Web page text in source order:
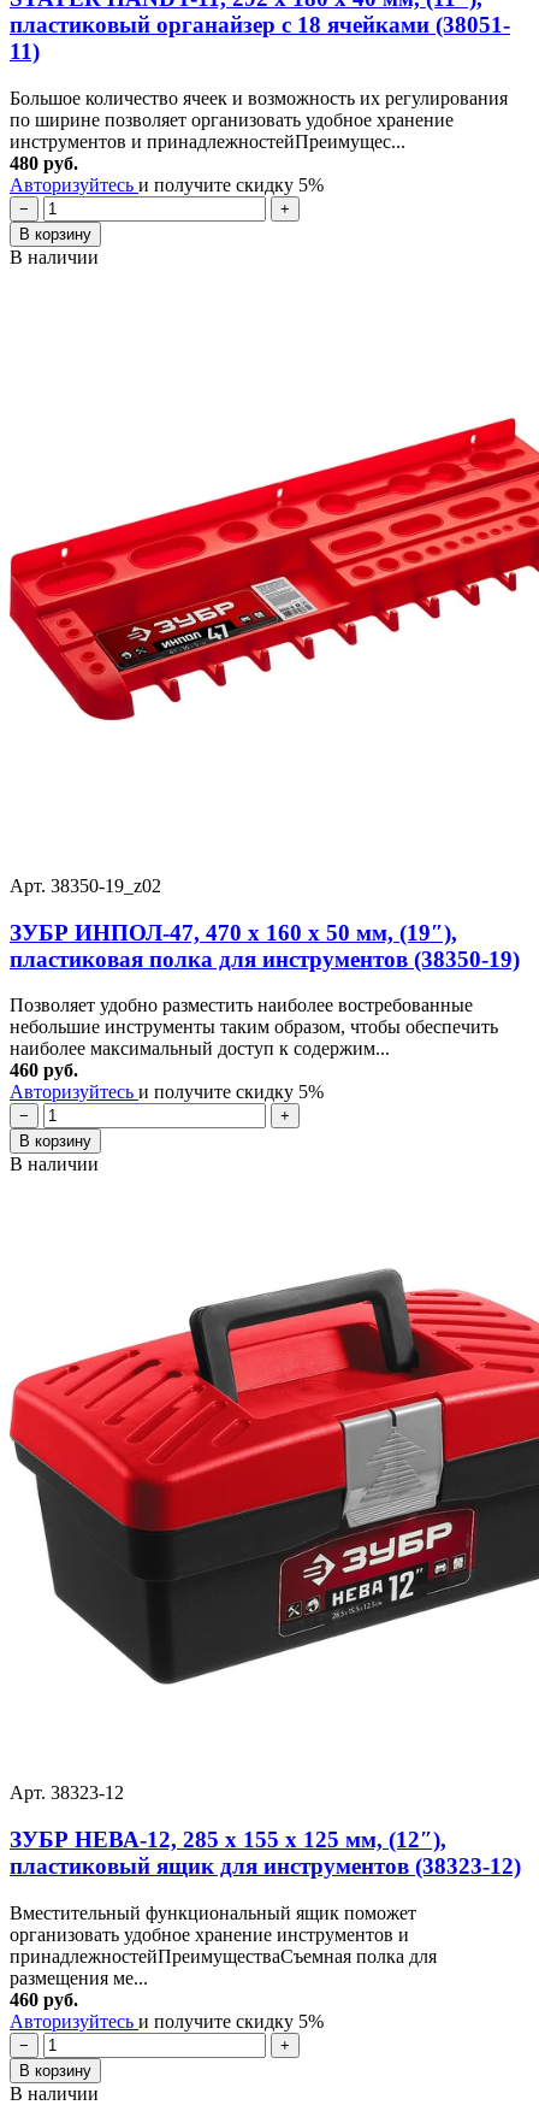
пластиковый органайзер с 18 ячейками (38051-
11)
Большое количество ячеек и возможность их регулирования
по ширине позволяет организовать удобное хранение
инструментов и принадлежностейПреимущес...
480 руб.
Авторизуйтесь и получите скидку 5%
−
+
В корзину
В наличии
Арт. 38350-19_z02
ЗУБР ИНПОЛ-47, 470 х 160 х 50 мм, (19″),
пластиковая полка для инструментов (38350-19)
Позволяет удобно разместить наиболее востребованные
небольшие инструменты таким образом, чтобы обеспечить
наиболее максимальный доступ к содержим...
460 руб.
Авторизуйтесь и получите скидку 5%
−
+
В корзину
В наличии
Арт. 38323-12
ЗУБР НЕВА-12, 285 х 155 х 125 мм, (12″),
пластиковый ящик для инструментов (38323-12)
Вместительный функциональный ящик поможет
организовать удобное хранение инструментов и
принадлежностейПреимуществаСъемная полка для
размещения ме...
460 руб.
Авторизуйтесь и получите скидку 5%
−
+
В корзину
В наличии